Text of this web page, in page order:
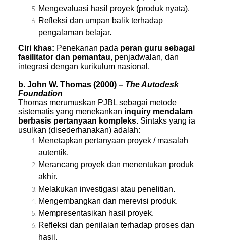
Mengevaluasi hasil proyek (produk nyata).
Refleksi dan umpan balik terhadap
pengalaman belajar.
Ciri khas: Penekanan pada peran guru sebagai
fasilitator dan pemantau, penjadwalan, dan
integrasi dengan kurikulum nasional.
b. John W. Thomas (2000) – The Autodesk
Foundation
Thomas merumuskan PJBL sebagai metode
sistematis yang menekankan inquiry mendalam
berbasis pertanyaan kompleks. Sintaks yang ia
usulkan (disederhanakan) adalah:
Menetapkan pertanyaan proyek / masalah
autentik.
Merancang proyek dan menentukan produk
akhir.
Melakukan investigasi atau penelitian.
Mengembangkan dan merevisi produk.
Mempresentasikan hasil proyek.
Refleksi dan penilaian terhadap proses dan
hasil.